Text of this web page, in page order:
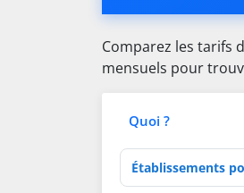
Comparez les tarifs
mensuels pour
Quoi ?
Type